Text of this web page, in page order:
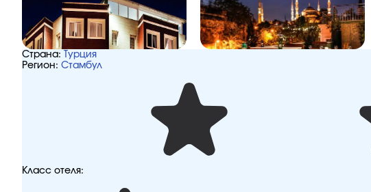
Страна:
Турция
Регион: Стамбул
Класс отеля: